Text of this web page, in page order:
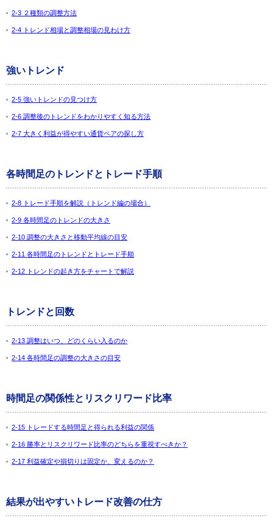
2-3 ２種類の調整方法
2-4 トレンド相場と調整相場の見わけ方
強いトレンド
2-5 強いトレンドの見つけ方
2-6 調整後のトレンドをわかりやすく知る方法
2-7 大きく利益が得やすい通貨ペアの探し方
各時間足のトレンドとトレード手順
2-8 トレード手順を解説（トレンド編の場合）
2-9 各時間足のトレンドの大きさ
2-10 調整の大きさと移動平均線の目安
2-11 各時間足のトレンドとトレード手順
2-12 トレンドの起き方をチャートで解説
トレンドと回数
2-13 調整はいつ、どのくらい入るのか
2-14 各時間足の調整の大きさの目安
時間足の関係性とリスクリワード比率
2-15 トレードする時間足と得られる利益の関係
2-16 勝率とリスクリワード比率のどちらを重視すべきか？
2-17 利益確定や損切りは固定か、変えるのか？
結果が出やすいトレード改善の仕方